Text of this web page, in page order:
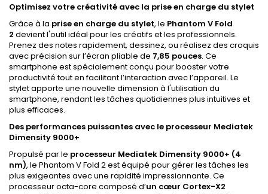
Optimisez votre créativité avec la prise en charge du stylet
Grâce à la prise en charge du stylet, le Phantom V Fold
2 devient l'outil idéal pour les créatifs et les professionnels.
Prenez des notes rapidement, dessinez, ou réalisez des croquis
avec précision sur l’écran pliable de 7,85 pouces. Ce
smartphone est spécialement conçu pour booster votre
productivité tout en facilitant l’interaction avec l’appareil. Le
stylet apporte une nouvelle dimension à l'utilisation du
smartphone, rendant les tâches quotidiennes plus intuitives et
plus efficaces.
Des performances puissantes avec le processeur Mediatek
Dimensity 9000+
Propulsé par le processeur Mediatek Dimensity 9000+ (4
nm), le Phantom V Fold 2 est équipé pour gérer les tâches les
plus exigeantes avec une rapidité impressionnante. Ce
processeur octa-core composé d’un cœur Cortex-X2